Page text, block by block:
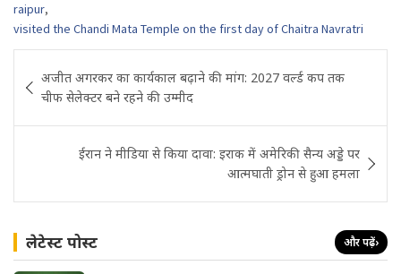
raipur,
visited the Chandi Mata Temple on the first day of Chaitra Navratri
Post
navigation
अजीत अगरकर का कार्यकाल बढ़ाने की मांग: 2027 वर्ल्ड कप तक
चीफ सेलेक्टर बने रहने की उम्मीद
ईरान ने मीडिया से किया दावा: इराक में अमेरिकी सैन्य अड्डे पर
आत्मघाती ड्रोन से हुआ हमला
लेटेस्ट पोस्ट और पढ़ें›